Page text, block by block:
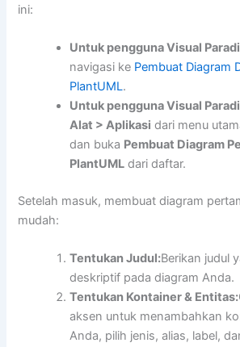
ini:
Untuk pengguna Visual
navigasi ke Pembuat Diagram
PlantUML.
Untuk pengguna Visual
Alat > Aplikasi dari menu
dan buka Pembuat Diagram
PlantUML dari daftar.
Setelah masuk, membuat diagram
mudah:
Tentukan Judul:Berikan judul
deskriptif pada diagram Anda.
Tentukan Kontainer & Entitas:
aksen untuk menambahkan
Anda, pilih jenis, alias, label,